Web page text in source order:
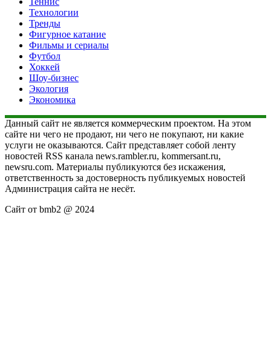
Технологии
Тренды
Фигурное катание
Фильмы и сериалы
Футбол
Хоккей
Шоу-бизнес
Экология
Экономика
Данный сайт не является коммерческим проектом. На этом
сайте ни чего не продают, ни чего не покупают, ни какие
услуги не оказываются. Сайт представляет собой ленту
новостей RSS канала news.rambler.ru, kommersant.ru,
newsru.com. Материалы публикуются без искажения,
ответственность за достоверность публикуемых новостей
Администрация сайта не несёт.
Сайт от bmb2 @ 2024